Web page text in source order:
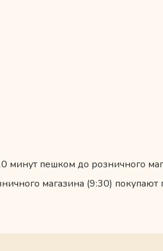
минут пешком до розничного
магазина (9:30)